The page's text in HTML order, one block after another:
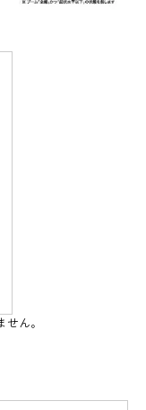
ん。